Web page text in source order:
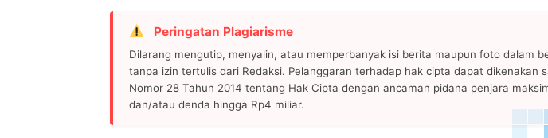
Peringatan Plagiarisme
Dilarang mengutip, menyalin, atau memperbanyak isi berita maupun foto dalam
tanpa izin tertulis dari Redaksi. Pelanggaran terhadap hak cipta dapat dikenakan
Nomor 28 Tahun 2014 tentang Hak Cipta dengan ancaman pidana penjara
dan/atau denda hingga Rp4 miliar.